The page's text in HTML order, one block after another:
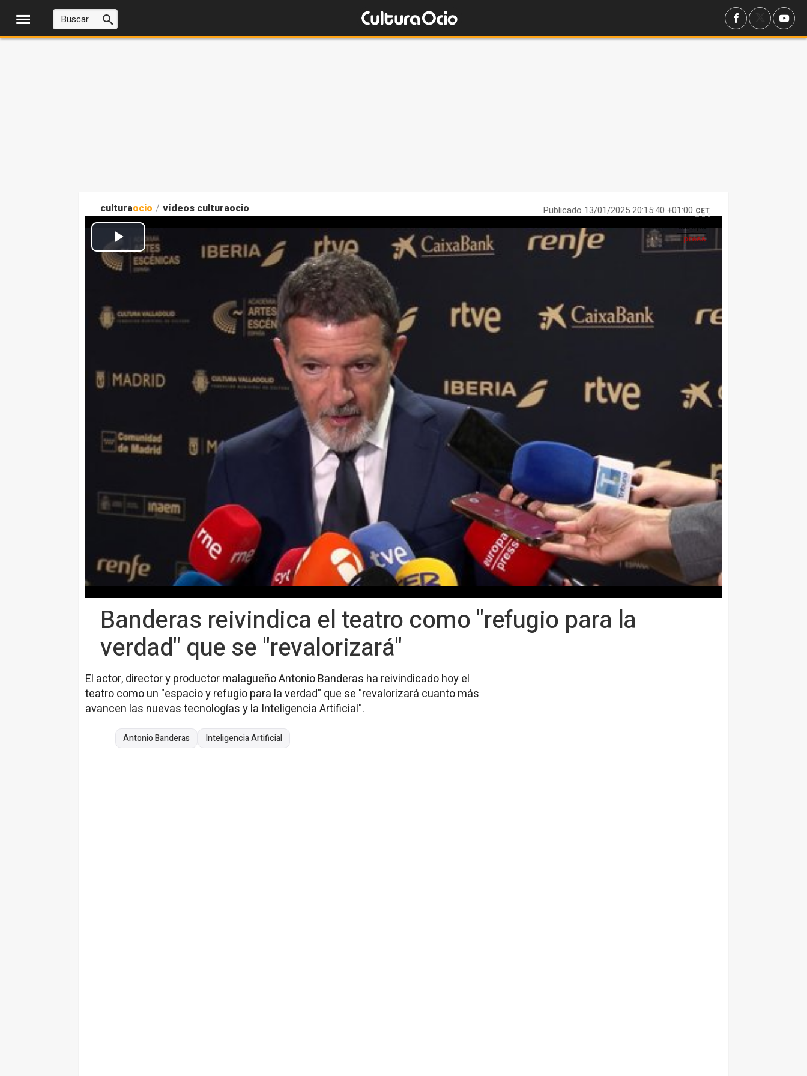
culturaocio / vídeos culturaocio Publicado 13/01/2025 20:15:40 +01:00 CET
Banderas reivindica el teatro como "refugio para la
verdad" que se "revalorizará"
El actor, director y productor malagueño Antonio Banderas ha reivindicado hoy el
teatro como un "espacio y refugio para la verdad" que se "revalorizará cuanto más
avancen las nuevas tecnologías y la Inteligencia Artificial".
Antonio Banderas Inteligencia Artificial